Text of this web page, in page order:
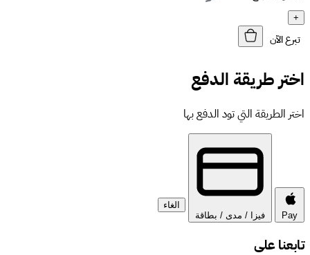
+
تبرع الآن
اختر طريقة الدفع
اختر الطريقة التي تود الدفع بها
Pay فيزا / مدى / بطاقة
الغاء
تابعنا على